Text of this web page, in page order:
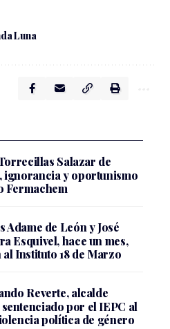
Luna
Salazar de
ignorancia y oportunismo
Fermachem
Adame de León y José
Esquivel, hace un mes,
Instituto 18 de Marzo
Reverte, alcalde
por el IEPC al
política de género